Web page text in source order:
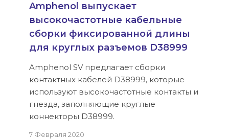
Amphenol выпускает
высокочастотные кабельные
сборки фиксированной длины
для круглых разъемов D38999
Amphenol SV предлагает сборки
контактных кабелей D38999, которые
используют высокочастотные контакты и
гнезда, заполняющие круглые
коннекторы D38999.
7 Февраля 2020